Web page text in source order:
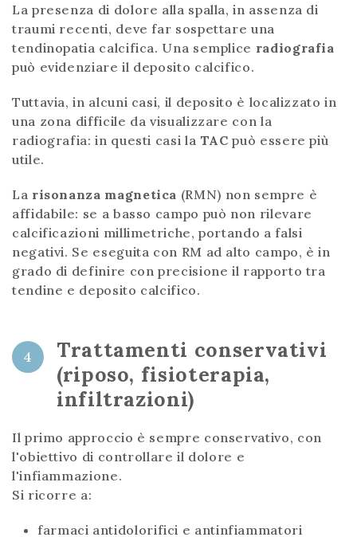
La presenza di dolore alla spalla, in assenza di
traumi recenti, deve far sospettare una
tendinopatia calcifica. Una semplice radiografia
può evidenziare il deposito calcifico.
Tuttavia, in alcuni casi, il deposito è localizzato in
una zona difficile da visualizzare con la
radiografia: in questi casi la TAC può essere più
utile.
La risonanza magnetica (RMN) non sempre è
affidabile: se a basso campo può non rilevare
calcificazioni millimetriche, portando a falsi
negativi. Se eseguita con RM ad alto campo, è in
grado di definire con precisione il rapporto tra
tendine e deposito calcifico.
4
Trattamenti conservativi
(riposo, fisioterapia,
infiltrazioni)
Il primo approccio è sempre conservativo, con
l'obiettivo di controllare il dolore e
l'infiammazione.
Si ricorre a:
farmaci antidolorifici e antinfiammatori